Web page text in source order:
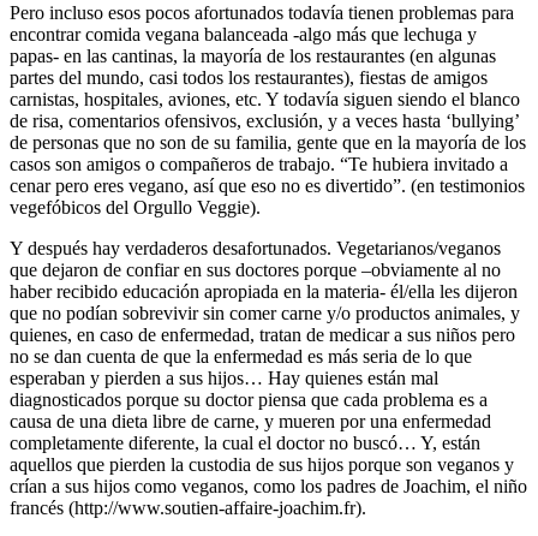
Pero incluso esos pocos afortunados todavía tienen problemas para
encontrar comida vegana balanceada -algo más que lechuga y
papas- en las cantinas, la mayoría de los restaurantes (en algunas
partes del mundo, casi todos los restaurantes), fiestas de amigos
carnistas, hospitales, aviones, etc. Y todavía siguen siendo el blanco
de risa, comentarios ofensivos, exclusión, y a veces hasta ‘bullying’
de personas que no son de su familia, gente que en la mayoría de los
casos son amigos o compañeros de trabajo. “Te hubiera invitado a
cenar pero eres vegano, así que eso no es divertido”. (en testimonios
vegefóbicos del Orgullo Veggie).
Y después hay verdaderos desafortunados. Vegetarianos/veganos
que dejaron de confiar en sus doctores porque –obviamente al no
haber recibido educación apropiada en la materia- él/ella les dijeron
que no podían sobrevivir sin comer carne y/o productos animales, y
quienes, en caso de enfermedad, tratan de medicar a sus niños pero
no se dan cuenta de que la enfermedad es más seria de lo que
esperaban y pierden a sus hijos… Hay quienes están mal
diagnosticados porque su doctor piensa que cada problema es a
causa de una dieta libre de carne, y mueren por una enfermedad
completamente diferente, la cual el doctor no buscó… Y, están
aquellos que pierden la custodia de sus hijos porque son veganos y
crían a sus hijos como veganos, como los padres de Joachim, el niño
francés (http://www.soutien-affaire-joachim.fr).